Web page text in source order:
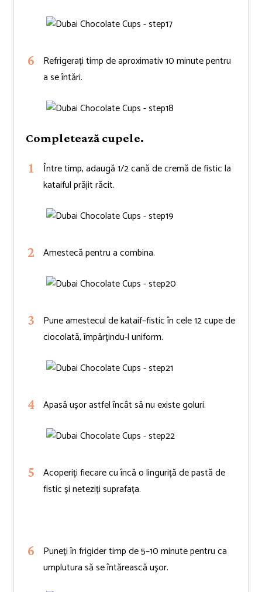
Refrigerați timp de aproximativ 10 minute pentru
a se întări.
Completează cupele.
Între timp, adaugă 1/2 cană de cremă de fistic la
kataiful prăjit răcit.
Amestecă pentru a combina.
Pune amestecul de kataif–fistic în cele 12 cupe de
ciocolată, împărțindu-l uniform.
Apasă ușor astfel încât să nu existe goluri.
Acoperiți fiecare cu încă o linguriță de pastă de
fistic și neteziți suprafața.
Puneți în frigider timp de 5–10 minute pentru ca
umplutura să se întărească ușor.